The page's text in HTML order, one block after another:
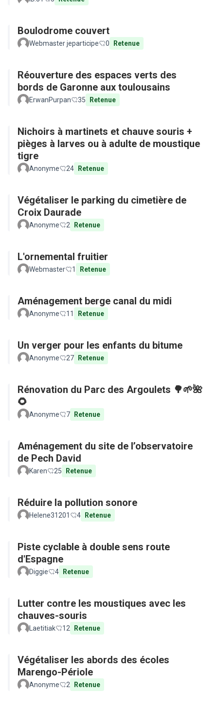
Boulodrome couvert
Webmaster jeparticipe 0 Retenue
Réouverture des espaces verts des
bords de Garonne aux toulousains
ErwanPurpan 35 Retenue
Nichoirs à martinets et chauve souris +
pièges à larves ou à adulte de moustique
tigre
Anonyme 24 Retenue
Végétaliser le parking du cimetière de
Croix Daurade
Anonyme 2 Retenue
L'ornemental fruitier
Webmaster 1 Retenue
Aménagement berge canal du midi
Anonyme 11 Retenue
Un verger pour les enfants du bitume
Anonyme 27 Retenue
Rénovation du Parc des Argoulets 🌳🌱🌺
🌻
Anonyme 7 Retenue
Aménagement du site de l’observatoire
de Pech David
Karen 25 Retenue
Réduire la pollution sonore
Helene31201 4 Retenue
Piste cyclable à double sens route
d'Espagne
Diggie 4 Retenue
Lutter contre les moustiques avec les
chauves-souris
Laetitiak 12 Retenue
Végétaliser les abords des écoles
Marengo-Périole
Anonyme 2 Retenue